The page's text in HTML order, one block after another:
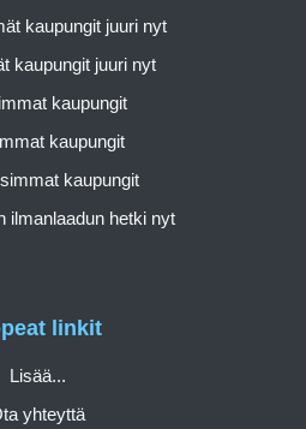
linkit
Lisää...
yhteyttä
kaupungit juuri nyt
kaupungit juuri nyt
kaupungit
kaupungit
kaupungit
ilmanlaadun hetki nyt